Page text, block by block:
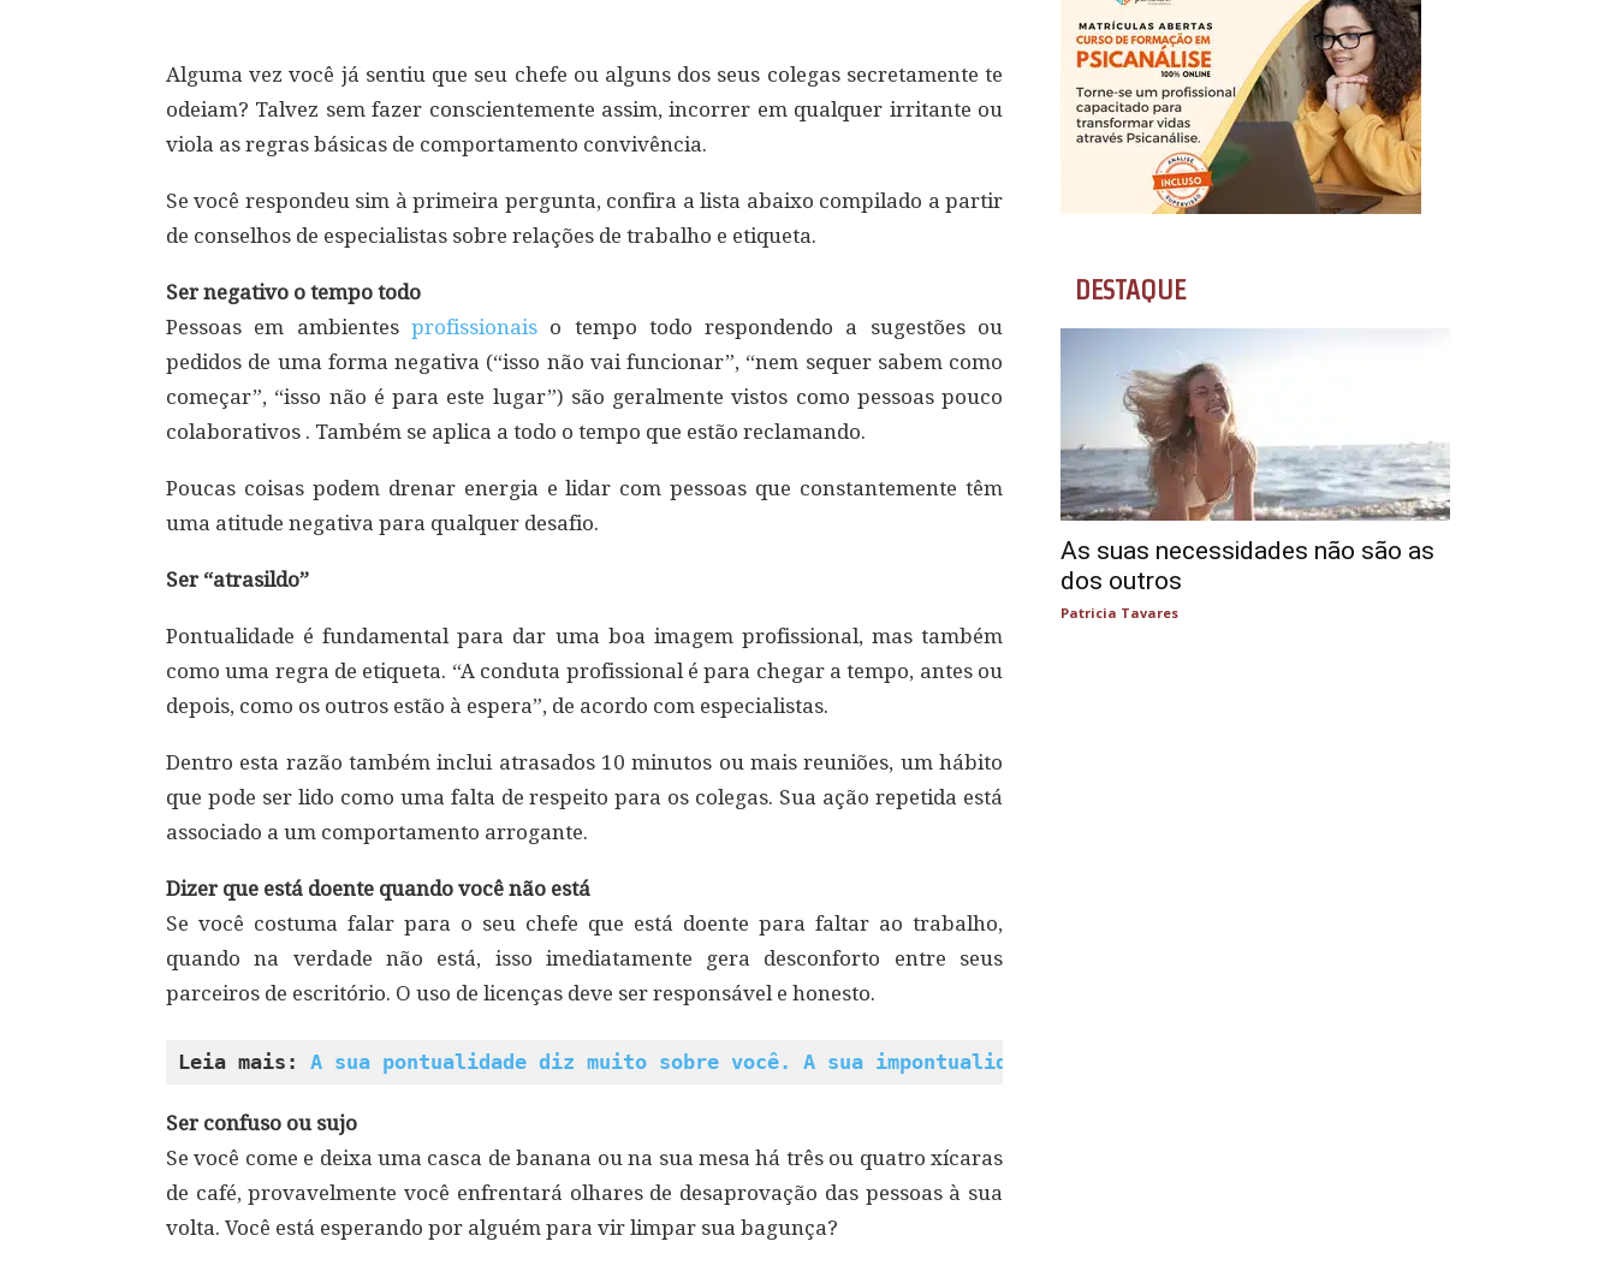
Alguma vez você já sentiu que seu chefe ou alguns dos seus colegas secretamente te
odeiam? Talvez sem fazer conscientemente assim, incorrer em qualquer irritante ou
viola as regras básicas de comportamento convivência.
Se você respondeu sim à primeira pergunta, confira a lista abaixo compilado a partir
de conselhos de especialistas sobre relações de trabalho e etiqueta.
Ser negativo o tempo todo
Pessoas em ambientes profissionaiso tempo todo respondendo a sugestões ou
pedidos de uma forma negativa (“isso não vai funcionar”, “nem sequer sabem como
começar”, “isso não é para este lugar”) são geralmente vistos como pessoas pouco
colaborativos . Também se aplica a todo o tempo que estão reclamando.
Poucas coisas podem drenar energia e lidar com pessoas que constantemente têm
uma atitude negativa para qualquer desafio.
Ser “atrasildo”
Pontualidade é fundamental para dar uma boa imagem profissional, mas também
como uma regra de etiqueta. “A conduta profissional é para chegar a tempo, antes ou
depois, como os outros estão à espera”, de acordo com especialistas.
Dentro esta razão também inclui atrasados 10 minutos ou mais reuniões, um hábito
que pode ser lido como uma falta de respeito para os colegas. Sua ação repetida está
associado a um comportamento arrogante.
Dizer que está doente quando você não está
Se você costuma falar para o seu chefe que está doente para faltar ao trabalho,
quando na verdade não está, isso imediatamente gera desconforto entre seus
parceiros de escritório. O uso de licenças deve ser responsável e honesto.
Leia mais: A sua pontualidade diz muito sobre você. A sua impontualidade, mais ainda
Ser confuso ou sujo
Se você come e deixa uma casca de banana ou na sua mesa há três ou quatro xícaras
de café, provavelmente você enfrentará olhares de desaprovação das pessoas à sua
volta. Você está esperando por alguém para vir limpar sua bagunça?
DESTAQUE
As suas necessidades não são as
dos outros
Patricia Tavares